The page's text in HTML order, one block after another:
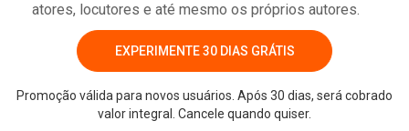
atores, locutores e até mesmo os próprios autores.
EXPERIMENTE 30 DIAS GRÁTIS
Promoção válida para novos usuários. Após 30 dias, será cobrado
valor integral. Cancele quando quiser.